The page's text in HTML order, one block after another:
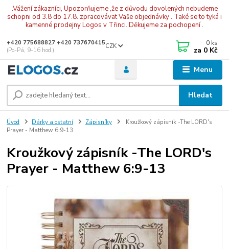
.Vážení zákazníci, Upozorňujeme ,že z důvodu dovolených nebudeme
schopni od 3.8 do 17.8. zpracovávat Vaše objednávky . Také se to tyká i
kamenné prodejny Logos v Třinci. Děkujeme za pochopení .
Menu
CZK
Hledat
+420 775688827 +420 737670415
(Po-Pá, 9-16 hod.)
0 ks
za 0 Kč
Úvod Dárky a ostatní Zápisníky
Kroužkový zápisník -The LORD's
Prayer - Matthew 6:9-13
Kroužkový zápisník -The LORD's
Prayer - Matthew 6:9-13